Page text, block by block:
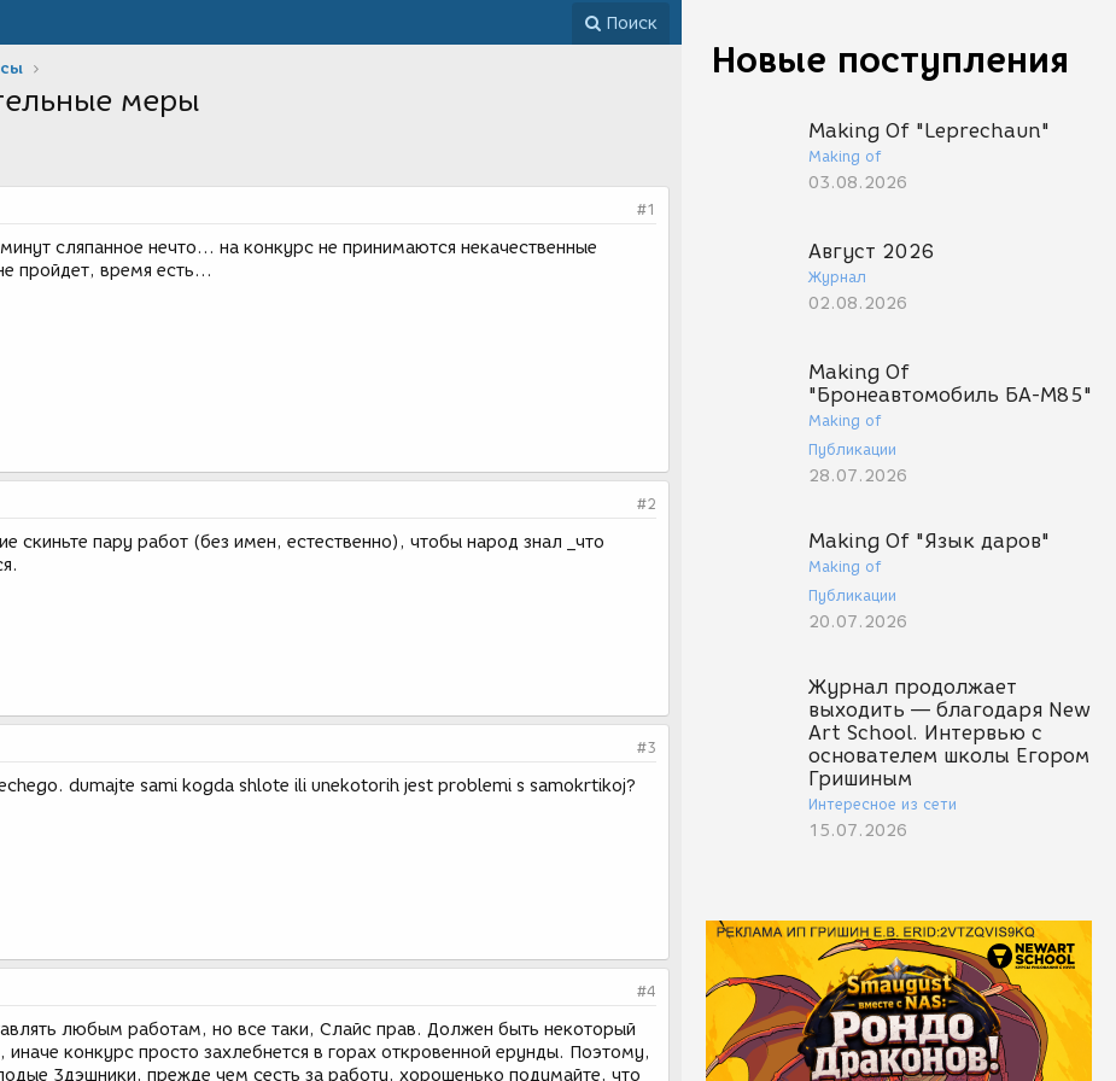
Новые поступления
Making Of "Leprechaun"
Making of
03.08.2026
Август 2026
Журнал
02.08.2026
Making Of
"Бронеавтомобиль БА-М85"
Making of
Публикации
28.07.2026
Making Of "Язык даров"
Making of
Публикации
20.07.2026
Журнал продолжает
выходить — благодаря New
Art School. Интервью с
основателем школы Егором
Гришиным
Интересное из сети
15.07.2026
Поиск
меры
#1
сляпанное нечто... на конкурс не принимаются некачественные
пройдет, время есть...
#2
скиньте пару работ (без имен, естественно), чтобы народ знал _что
#3
dumajte sami kogda shlote ili unekotorih jest problemi s samokrtikoj?
#4
любым работам, но все таки, Слайс прав. Должен быть некоторый
иначе конкурс просто захлебнется в горах откровенной ерунды. Поэтому,
3дэшники, прежде чем сесть за работу, хорошенько подумайте, что